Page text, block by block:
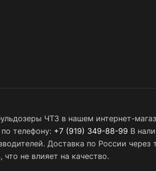
ЧТЗ в нашем интернет-
телефону: +7 (919) 349-88-99 В
Доставка по России
не влияет на качество.